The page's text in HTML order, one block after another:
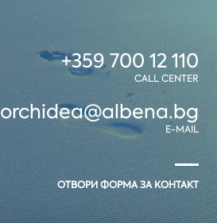
+359 700 12 110
CALL CENTER
orchidea@albena.bg
E-MAIL
ОТВОРИ ФОРМА ЗА КОНТАКТ